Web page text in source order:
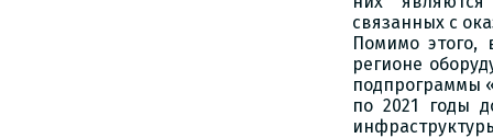
связанных с
Помимо этого,
регионе
подпрограммы
по 2021 годы